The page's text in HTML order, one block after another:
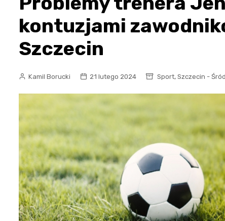
kontuzjami
Szczecin
Kamil Borucki 21 lutego 2024 Sport, Szczecin -